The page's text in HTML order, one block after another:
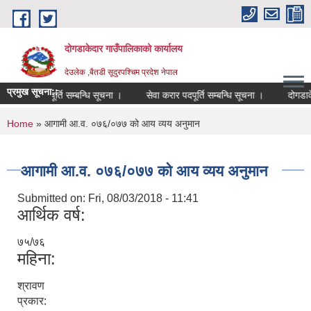
Skip to main content
दोगडाकेदार गाउँपालिकाको कार्यालय
देउलेक ,बैतडी सूदुरपश्चिम प्रदेश नेपाल
प्रमुख सूचना::
सेवा करार पदपूर्ति सम्बन्धि सूचना । सेवा करार पदपूर्ति सम्बन्धि सूचना ।
You are here
Home » आगामी आ.व. ०७६/०७७ को आय व्यय अनुमान
आगामी आ.व. ०७६/०७७ को आय व्यय अनुमान
Submitted on: Fri, 08/03/2018 - 11:41
आर्थिक वर्ष:
७५/७६
महिना:
श्रावण
प्रकार: